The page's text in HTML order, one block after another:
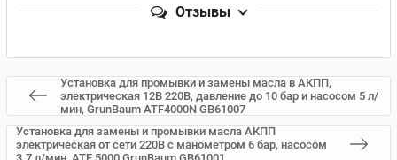
Отзывы
Установка для промывки и замены масла в АКПП,
электрическая 12В 220В, давление до 10 бар и насосом 5 л/
мин, GrunBaum ATF4000N GB61007
Установка для замены и промывки масла АКПП
электрическая от сети 220В с манометром 6 бар, насосом
3.7 л/мин, ATF 5000 GrunBaum GB61001